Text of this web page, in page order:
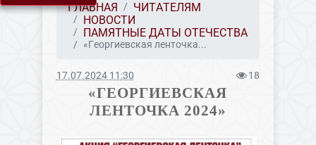
ГЛАВНАЯ
ЧИТАТЕЛЯМ
НОВОСТИ
ПАМЯТНЫЕ ДАТЫ ОТЕЧЕСТВА
«Георгиевская ленточка...
17.07.2024 11:30 18
«ГЕОРГИЕВСКАЯ
ЛЕНТОЧКА 2024»